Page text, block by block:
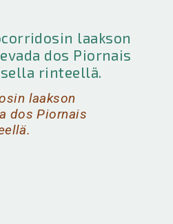
laakson
dos Piornais